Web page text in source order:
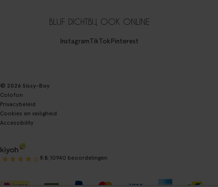
BLIJF DICHTBIJ, OOK ONLINE
InstagramTikTokPinterest
© 2026 Sissy-Boy
Colofon
Privacybeleid
Cookies en veiligheid
Accessibility
9.5 10940 beoordelingen